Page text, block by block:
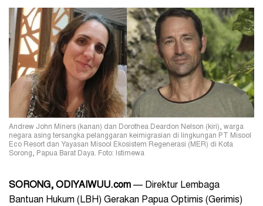
Andrew John Miners (kanan) dan Dorothea Deardon Nelson (kiri), warga
negara asing tersangka pelanggaran keimigrasian di lingkungan PT Misool
Eco Resort dan Yayasan Misool Ekosistem Regenerasi (MER) di Kota
Sorong, Papua Barat Daya. Foto: Istimewa
SORONG, ODIYAIWUU.com — Direktur Lembaga
Bantuan Hukum (LBH) Gerakan Papua Optimis (Gerimis)